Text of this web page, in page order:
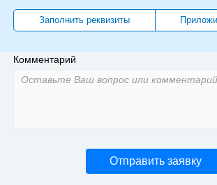
Заполнить реквизиты
Комментарий
Отправить заявку